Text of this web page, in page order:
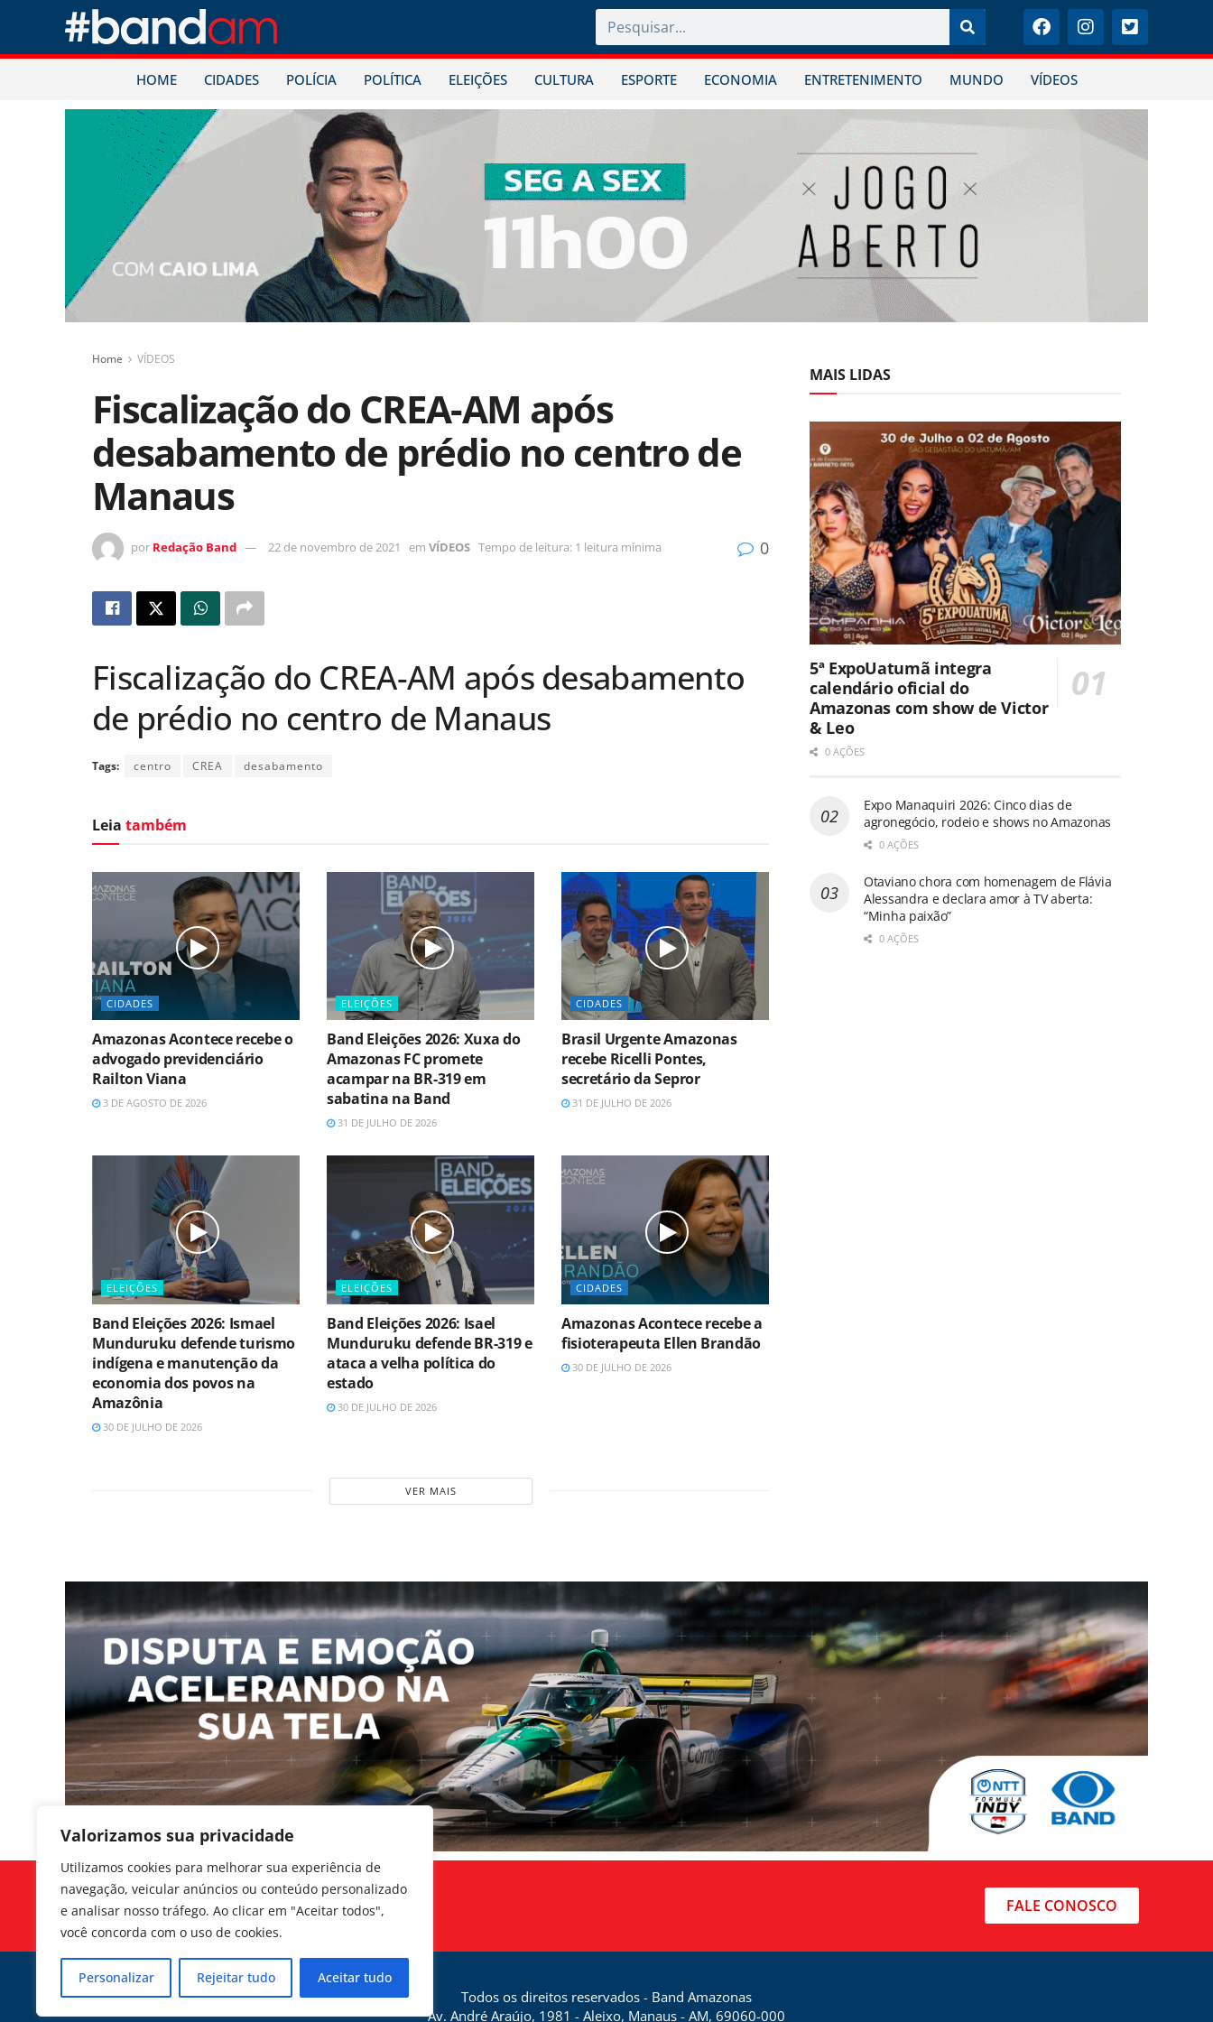
Valorizamos sua privacidade
Utilizamos cookies para melhorar sua experiência de
navegação, veicular anúncios ou conteúdo personalizado
e analisar nosso tráfego. Ao clicar em "Aceitar todos",
você concorda com o uso de cookies.
Personalizar Rejeitar tudo Aceitar tudo
HOME CIDADES POLÍCIA POLÍTICA ELEIÇÕES CULTURA ESPORTE ECONOMIA ENTRETENIMENTO MUNDO VÍDEOS
Home VÍDEOS
Fiscalização do CREA-AM após
desabamento de prédio no centro de
Manaus
por Redação Band 22 de novembro de 2021 em VÍDEOS Tempo de leitura: 1 leitura mínima 0
Fiscalização do CREA-AM após desabamento
de prédio no centro de Manaus
Tags: centro CREA desabamento
Leia também
CIDADES
Amazonas Acontece recebe o
advogado previdenciário
Railton Viana
3 DE AGOSTO DE 2026
ELEIÇÕES
Band Eleições 2026: Xuxa do
Amazonas FC promete
acampar na BR-319 em
sabatina na Band
31 DE JULHO DE 2026
CIDADES
Brasil Urgente Amazonas
recebe Ricelli Pontes,
secretário da Sepror
31 DE JULHO DE 2026
ELEIÇÕES
Band Eleições 2026: Ismael
Munduruku defende turismo
indígena e manutenção da
economia dos povos na
Amazônia
30 DE JULHO DE 2026
ELEIÇÕES
Band Eleições 2026: Isael
Munduruku defende BR-319 e
ataca a velha política do
estado
30 DE JULHO DE 2026
CIDADES
Amazonas Acontece recebe a
fisioterapeuta Ellen Brandão
30 DE JULHO DE 2026
VER MAIS
MAIS LIDAS
5ª ExpoUatumã integra
calendário oficial do
Amazonas com show de Victor
& Leo
0 AÇÕES
Expo Manaquiri 2026: Cinco dias de
agronegócio, rodeio e shows no Amazonas
0 AÇÕES
Otaviano chora com homenagem de Flávia
Alessandra e declara amor à TV aberta:
“Minha paixão”
0 AÇÕES
Siga-nos FALE CONOSCO
Todos os direitos reservados - Band Amazonas
Av. André Araújo, 1981 - Aleixo, Manaus - AM, 69060-000